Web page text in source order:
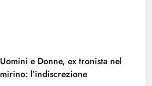
Uomini e Donne, ex tronista nel
mirino: l’indiscrezione